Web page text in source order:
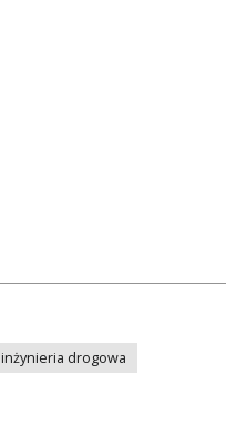
inżynieria drogowa